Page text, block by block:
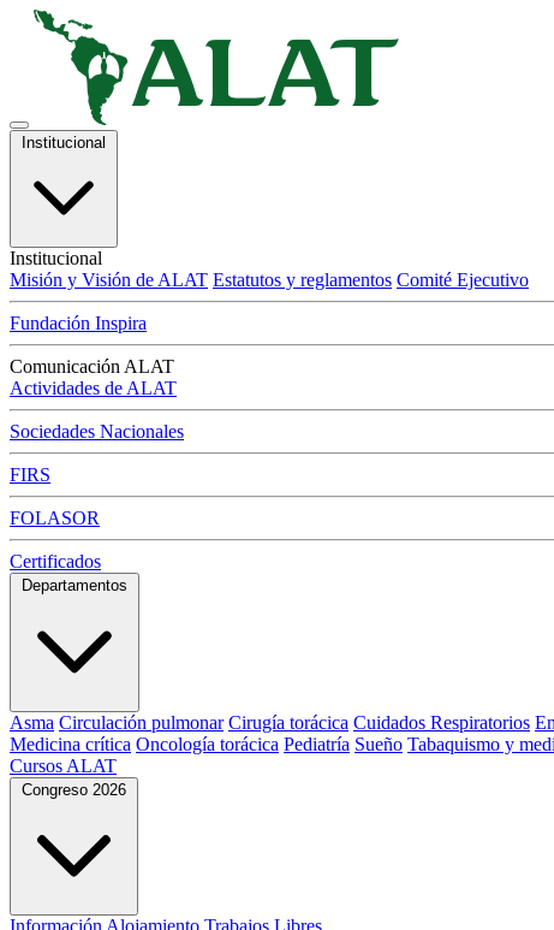
Institucional
Institucional
Misión y Visión de ALAT Estatutos y reglamentos Comité Ejecutivo
Fundación Inspira
Comunicación ALAT
Actividades de ALAT
Sociedades Nacionales
FIRS
FOLASOR
Certificados
Departamentos
Asma Circulación pulmonar Cirugía torácica Cuidados Respiratorios
Medicina crítica Oncología torácica Pediatría Sueño Tabaquismo y
Cursos ALAT
Congreso 2026
Información Alojamiento Trabajos Libres